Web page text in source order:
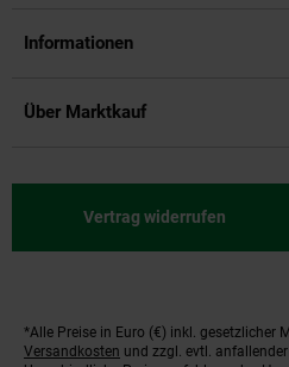
Informationen
Über Marktkauf
Vertrag widerrufen
Fußnoten
*Alle Preise in Euro (€) inkl. gesetzlicher
Versandkosten und zzgl. evtl.